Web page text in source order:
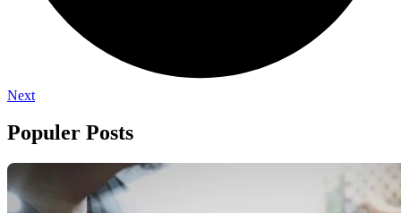
Next
Populer Posts